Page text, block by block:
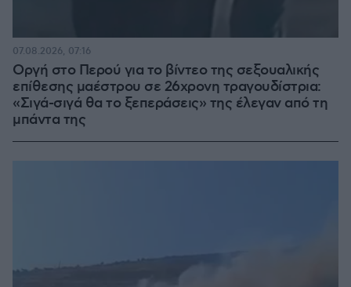
Οργή στο Περού για το βίντεο της σεξουαλικής
επίθεσης μαέστρου σε 26χρονη τραγουδίστρια:
«Σιγά-σιγά θα το ξεπεράσεις» της έλεγαν από τη
μπάντα της
07.08.2026, 07:16